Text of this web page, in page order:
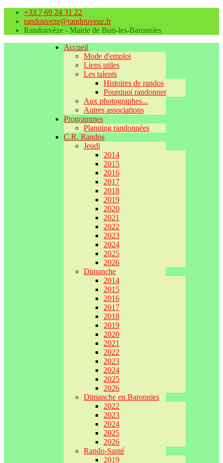
+33 7 69 24 31 22
randouveze@randouveze.fr
Randouvèze - Mairie de Buis-les-Baronnies
Accueil
Mode d'emploi
Liens utiles
Les talents
Histoires de randos
Pourquoi randonner
Aux photographes...
Autres associations
Programmes
Planning randonnées
C.R. Randos
Jeudi
2014
2015
2016
2017
2018
2019
2020
2021
2022
2023
2024
2025
2026
Dimanche
2014
2015
2016
2017
2018
2019
2020
2021
2022
2023
2024
2025
2026
Dimanche en Baronnies
2022
2023
2024
2025
2026
Rando-Santé
2019